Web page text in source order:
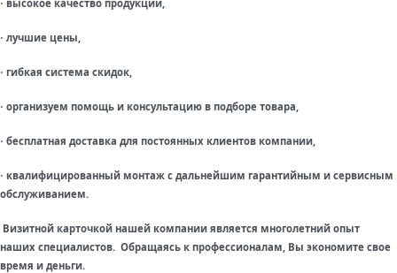
· высокое качество продукции,
· лучшие цены,
· гибкая система скидок,
· организуем помощь и консультацию в подборе товара,
· бесплатная доставка для постоянных клиентов компании,
· квалифицированный монтаж с дальнейшим гарантийным и сервисным
обслуживанием.
Визитной карточкой нашей компании является многолетний опыт
наших специалистов. Обращаясь к профессионалам, Вы экономите свое
время и деньги.